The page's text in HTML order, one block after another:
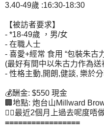
3.40-49歲 :16:30-18:30
【被訪者要求】
- *18-49歲 ，男/女
- 在職人士
- 喜愛+經常 食用 “包裝朱古
(最好有間中以朱古力作為送
- 性格主動,開朗,健談, 樂於
💰酬金: $550 現金
🏢地點: 炮台山Millward
👆🏻最近2個月上過去呢度唔
=================